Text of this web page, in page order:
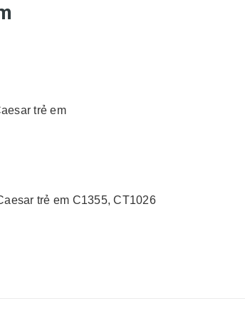
trẻ em
trẻ em C1355, CT1026